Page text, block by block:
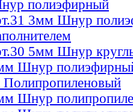
полиэфирный
3мм Шнур
5мм Шнур
Шнур
Шнур